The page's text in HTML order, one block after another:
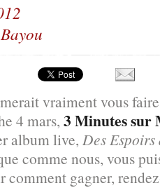
vraiment vous
4 mars, 3 Minutes sur
album live, Des Espoirs
comme nous, vous
comment gagner,